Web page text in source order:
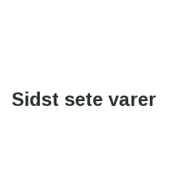
Sidst sete varer